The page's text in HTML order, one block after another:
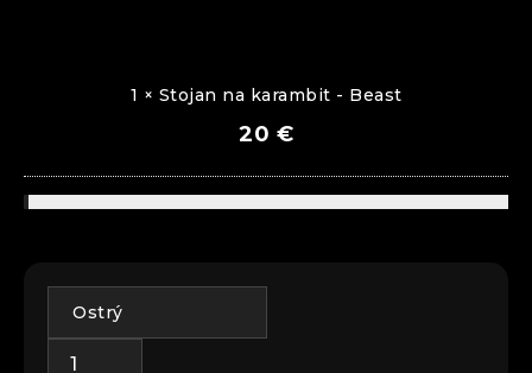
1 × Stojan na karambit - Beast
20 €